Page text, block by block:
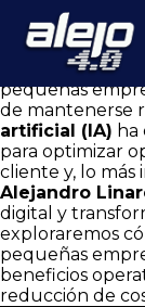
Pequeñas
Alejandro
Costos
En un mundo
pequeñas
de mantenerse
artificial (IA)
para optimizar
cliente y, lo más
Alejandro
digital y
exploraremos
pequeñas
beneficios
reducción de